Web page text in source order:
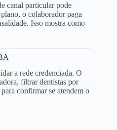
canal particular pode
o colaborador paga
Isso mostra como
a rede credenciada. O
filtrar dentistas por
confirmar se atendem o